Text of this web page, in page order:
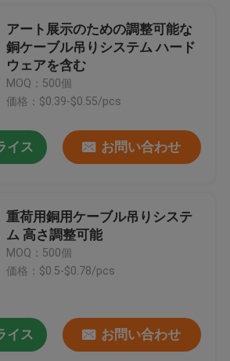
アート展示のための調整可能な
銅ケーブル吊りシステム ハード
ウェアを含む
MOQ：500個
価格：$0.39-$0.55/pcs
イス お問い合わせ
重荷用銅用ケーブル吊りシステ
ム 高さ調整可能
MOQ：500個
価格：$0.5-$0.78/pcs
イス お問い合わせ